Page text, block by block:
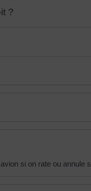
?
si on rate ou annule